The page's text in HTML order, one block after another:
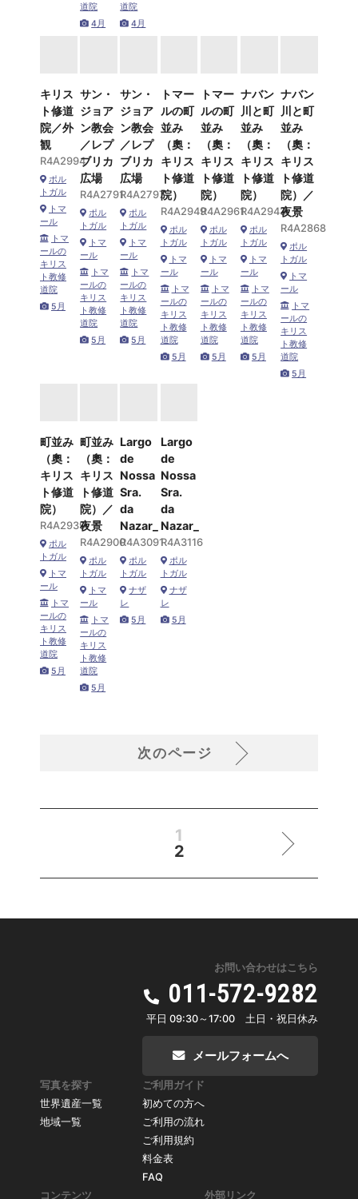
道院
4月
道院
4月
キリス
ト修道
院／外
観
R4A2994
ポル
トガル
トマ
ール
トマ
ールの
キリス
ト教修
道院
5月
サン・
ジョア
ン教会
／レプ
ブリカ
広場
R4A2791
ポル
トガル
トマ
ール
トマ
ールの
キリス
ト教修
道院
5月
サン・
ジョア
ン教会
／レプ
ブリカ
広場
R4A2797
ポル
トガル
トマ
ール
トマ
ールの
キリス
ト教修
道院
5月
トマー
ルの町
並み
（奧：
キリス
ト修道
院）
R4A2949
ポル
トガル
トマ
ール
トマ
ールの
キリス
ト教修
道院
5月
トマー
ルの町
並み
（奧：
キリス
ト修道
院）
R4A2961
ポル
トガル
トマ
ール
トマ
ールの
キリス
ト教修
道院
5月
ナバン
川と町
並み
（奧：
キリス
ト修道
院）
R4A2943
ポル
トガル
トマ
ール
トマ
ールの
キリス
ト教修
道院
5月
ナバン
川と町
並み
（奧：
キリス
ト修道
院）／
夜景
R4A2868
ポル
トガル
トマ
ール
トマ
ールの
キリス
ト教修
道院
5月
町並み
（奧：
キリス
ト修道
院）
R4A2939
ポル
トガル
トマ
ール
トマ
ールの
キリス
ト教修
道院
5月
町並み
（奧：
キリス
ト修道
院）／
夜景
R4A2900
ポル
トガル
トマ
ール
トマ
ールの
キリス
ト教修
道院
5月
Largo
de
Nossa
Sra.
da
Nazar_
R4A3091
ポル
トガル
ナザ
レ
5月
Largo
de
Nossa
Sra.
da
Nazar_
R4A3116
ポル
トガル
ナザ
レ
5月
次のページ
1
2
お問い合わせはこちら
011-572-9282
平日 09:30～17:00 土日・祝日休み
メールフォームへ
写真を探す
世界遺産一覧
地域一覧
ご利用ガイド
初めての方へ
ご利用の流れ
ご利用規約
料金表
FAQ
コンテンツ
外部リンク